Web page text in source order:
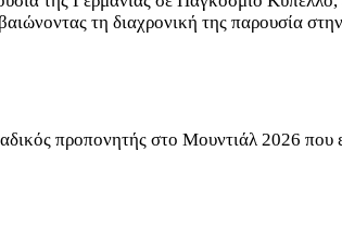
τη διαχρονική της παρουσία
προπονητής στο Μουντιάλ 2026